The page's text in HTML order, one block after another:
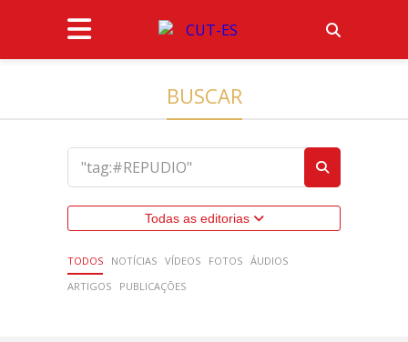
BUSCAR
Todas as editorias
TODOS NOTÍCIAS VÍDEOS FOTOS ÁUDIOS
ARTIGOS
PUBLICAÇÕES